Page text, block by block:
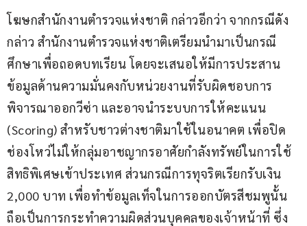
โฆษกสำนักงานตำรวจแห่งชาติ กล่าวอีกว่า จากกรณีดัง
กล่าว สำนักงานตำรวจแห่งชาติเตรียมนำมาเป็นกรณี
ศึกษาเพื่อถอดบทเรียน โดยจะเสนอให้มีการประสาน
ข้อมูลด้านความมั่นคงกับหน่วยงานที่รับผิดชอบการ
พิจารณาออกวีซ่า และอาจนำระบบการให้คะแนน
(Scoring) สำหรับชาวต่างชาติมาใช้ในอนาคต เพื่อปิด
ช่องโหว่ไม่ให้กลุ่มอาชญากรอาศัยกำลังทรัพย์ในการใช้
สิทธิพิเศษเข้าประเทศ ส่วนกรณีการทุจริตเรียกรับเงิน
2,000 บาท เพื่อทำข้อมูลเท็จในการออกบัตรสีชมพูนั้น
ถือเป็นการกระทำความผิดส่วนบุคคลของเจ้าหน้าที่ ซึ่ง